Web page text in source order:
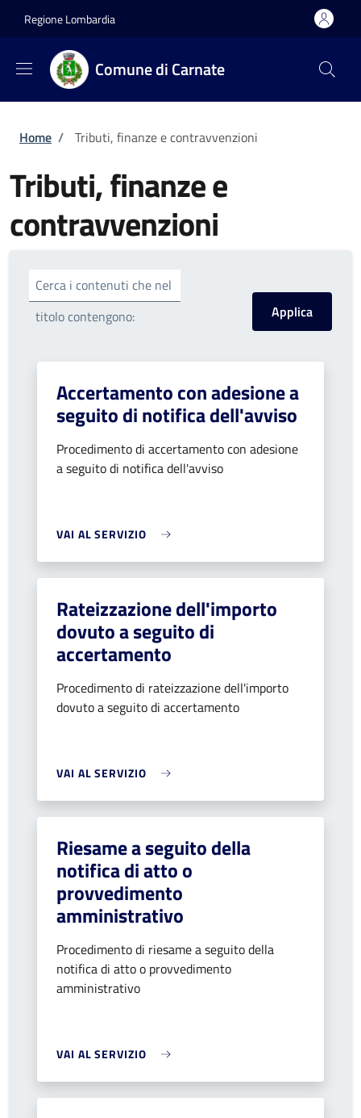
Regione Lombardia
Comune di Carnate
Briciole di pane
Home / Tributi, finanze e contravvenzioni
Tributi, finanze e
contravvenzioni
Cerca i contenuti che nel
titolo contengono:
Accertamento con adesione a
seguito di notifica dell'avviso
Procedimento di accertamento con adesione
a seguito di notifica dell'avviso
VAI AL SERVIZIO
Rateizzazione dell'importo
dovuto a seguito di
accertamento
Procedimento di rateizzazione dell'importo
dovuto a seguito di accertamento
VAI AL SERVIZIO
Riesame a seguito della
notifica di atto o
provvedimento
amministrativo
Procedimento di riesame a seguito della
notifica di atto o provvedimento
amministrativo
VAI AL SERVIZIO